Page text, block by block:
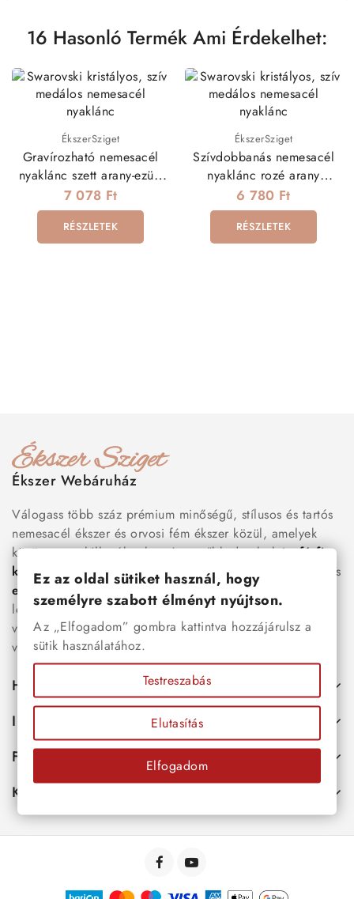
16 Hasonló Termék Ami Érdekelhet:
ÉkszerSziget
Gravírozható nemesacél
nyaklánc szett arany-ezüst
színben
7 078 Ft
RÉSZLETEK
ÉkszerSziget
Szívdobbanás nemesacél
nyaklánc rozé arany
bevonattal
6 780 Ft
RÉSZLETEK
Ékszer Webáruház
Válogass több száz prémium minőségű, stílusos és tartós
nemesacél ékszer és orvosi fém ékszer közül, amelyek
között megtalálhatók a legnépszerűbb darabok is:férfi
karkötők
, női nyakláncok , karikagyűrűk
és
esküvői kiegészítőkegyaránt. Webáruházunkban a
legújabb trendeket követő, mégis időtálló ékszerek közül
választhatsz – legyen szó ajándékról, mindennapi
viseletről vagy különleges alkalmakról.
Hasznos
Információk
Fiókod
Kapcsolat
Ez az oldal sütiket használ, hogy
személyre szabott élményt nyújtson.
Az „Elfogadom” gombra kattintva hozzájárulsz a
sütik használatához.
Testreszabás
Elutasítás
Elfogadom